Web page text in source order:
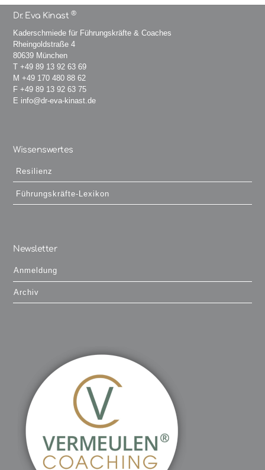
Dr. Eva Kinast ®
Kaderschmiede für Führungskräfte & Coaches
Rheingoldstraße 4
80639 München
T+49 89 13 92 63 69
M+49 170 480 88 62
F +49 89 13 92 63 75
E info@dr-eva-kinast.de
Wissenswertes
Resilienz
Führungskräfte-Lexikon
Newsletter
Anmeldung
Archiv